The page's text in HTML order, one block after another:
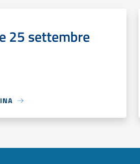
25 settembre